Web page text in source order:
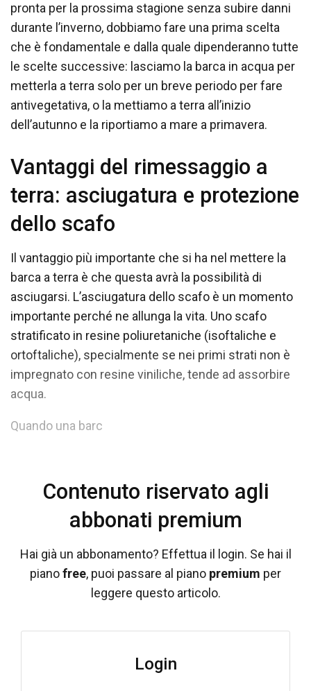
pronta per la prossima stagione senza subire danni
durante l’inverno, dobbiamo fare una prima scelta
che è fondamentale e dalla quale dipenderanno tutte
le scelte successive: lasciamo la barca in acqua per
metterla a terra solo per un breve periodo per fare
antivegetativa, o la mettiamo a terra all’inizio
dell’autunno e la riportiamo a mare a primavera.
Vantaggi del rimessaggio a
terra: asciugatura e protezione
dello scafo
Il vantaggio più importante che si ha nel mettere la
barca a terra è che questa avrà la possibilità di
asciugarsi. L’asciugatura dello scafo è un momento
importante perché ne allunga la vita. Uno scafo
stratificato in resine poliuretaniche (isoftaliche e
ortoftaliche), specialmente se nei primi strati non è
impregnato con resine viniliche, tende ad assorbire
acqua.
Quando una barc
Contenuto riservato agli
abbonati premium
Hai già un abbonamento? Effettua il login. Se hai il
pianofree, puoi passare al piano premium per
leggere questo articolo.
Login